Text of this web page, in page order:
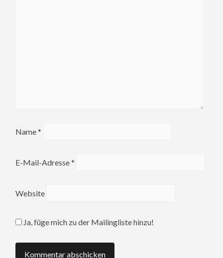
Name*
E-Mail-Adresse*
Website
Ja, füge mich zu der Mailingliste hinzu!